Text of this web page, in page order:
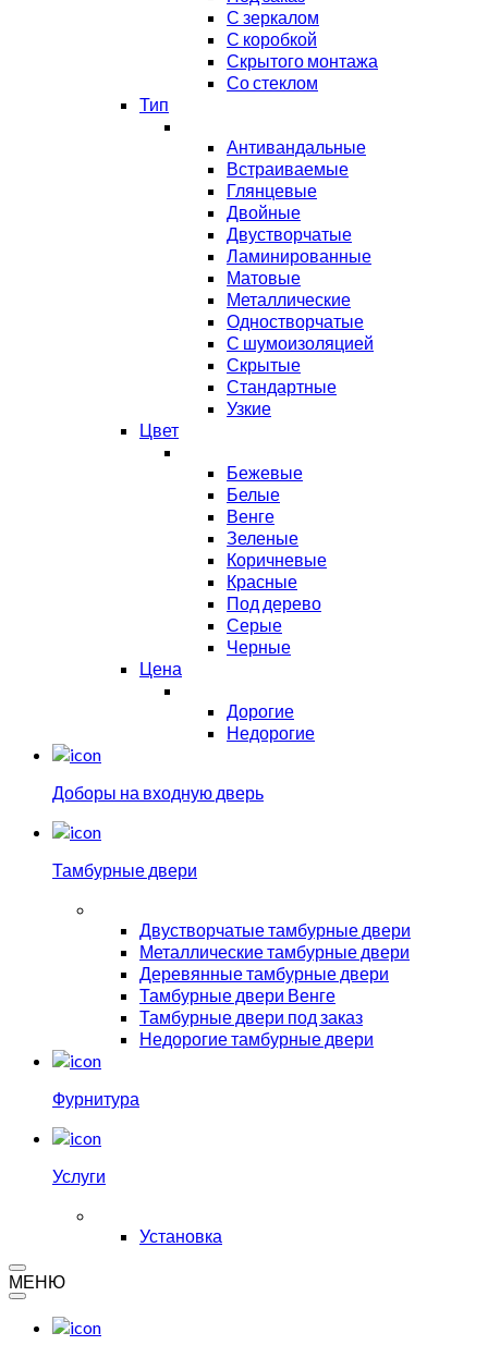
С зеркалом
С коробкой
Скрытого монтажа
Со стеклом
Тип
Антивандальные
Встраиваемые
Глянцевые
Двойные
Двустворчатые
Ламинированные
Матовые
Металлические
Одностворчатые
С шумоизоляцией
Скрытые
Стандартные
Узкие
Цвет
Бежевые
Белые
Венге
Зеленые
Коричневые
Красные
Под дерево
Серые
Черные
Цена
Дорогие
Недорогие
Доборы на входную дверь
Тамбурные двери
Двустворчатые тамбурные двери
Металлические тамбурные двери
Деревянные тамбурные двери
Тамбурные двери Венге
Тамбурные двери под заказ
Недорогие тамбурные двери
Фурнитура
Услуги
Установка
МЕНЮ